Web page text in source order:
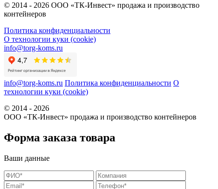
© 2014 - 2026 ООО «ТК-Инвест» продажа и производство
контейнеров
Политика конфиденциальности
О технологии куки (cookie)
info@torg-koms.ru
info@torg-koms.ru Политика конфиденциальности О
технологии куки (cookie)
© 2014 - 2026
ООО «ТК-Инвест» продажа и производство контейнеров
Форма заказа товара
Ваши данные